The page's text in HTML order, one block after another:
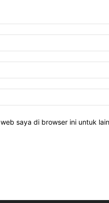
saya di browser ini untuk